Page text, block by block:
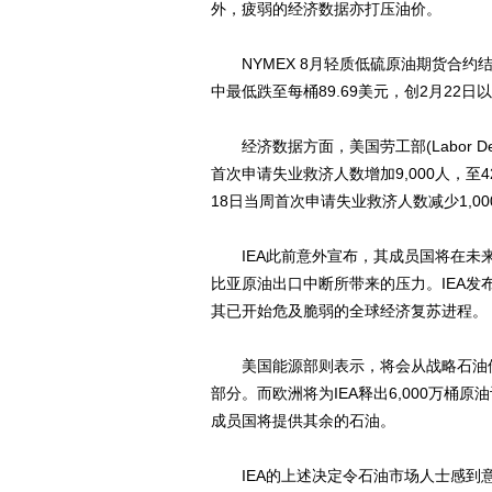
外，疲弱的经济数据亦打压油价。
NYMEX 8月轻质低硫原油期货合约结
中最低跌至每桶89.69美元，创2月22日
经济数据方面，美国劳工部(Labor
首次申请失业救济人数增加9,000人，至
18日当周首次申请失业救济人数减少
IEA此前意外宣布，其成员国将在未
比亚原油出口中断所带来的压力。IEA发
其已开始危及脆弱的全球经济复苏进程。
美国能源部则表示，将会从战略石油
部分。而欧洲将为IEA释出6,000万桶原
成员国将提供其余的石油。
IEA的上述决定令石油市场人士感到